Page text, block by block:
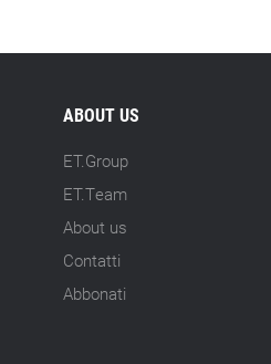
ABOUT US
ET.Group
ET.Team
About us
Contatti
Abbonati